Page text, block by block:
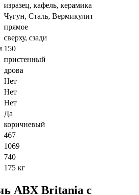
изразец, кафель, керамика
Чугун, Сталь, Вермикулит
прямое
сверху, сзади
150
пристенный
дрова
Нет
Нет
Нет
Да
коричневый
467
1069
740
175 кг
ABX Britania с